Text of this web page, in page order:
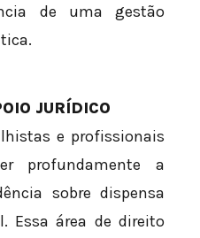
de uma gestão
JURÍDICO
e profissionais
profundamente a
sobre dispensa
Essa área de direito